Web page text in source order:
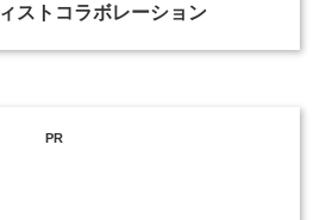
ィストコラボレーション
PR